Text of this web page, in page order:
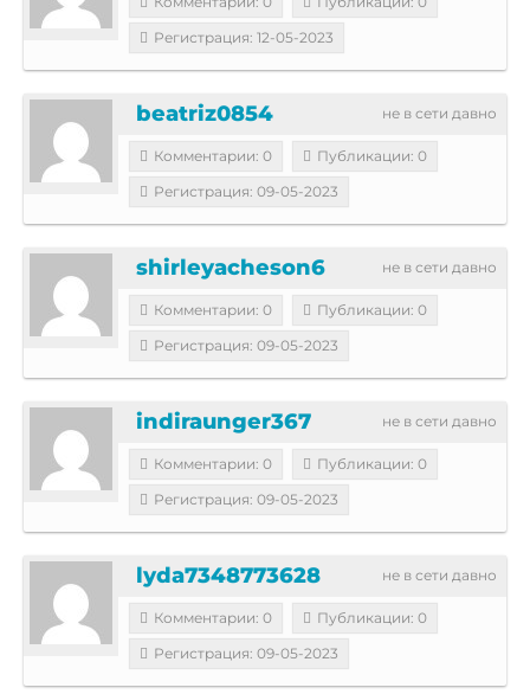
Регистрация: 12-05-2023
не в сети давно
beatriz0854
Комментарии: 0
Публикации: 0
Регистрация: 09-05-2023
не в сети давно
shirleyacheson6
Комментарии: 0
Публикации: 0
Регистрация: 09-05-2023
не в сети давно
indiraunger367
Комментарии: 0
Публикации: 0
Регистрация: 09-05-2023
не в сети давно
lyda7348773628
Комментарии: 0
Публикации: 0
Регистрация: 09-05-2023